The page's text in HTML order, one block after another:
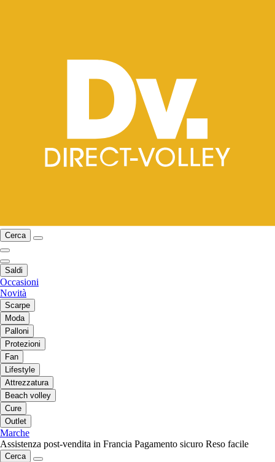
Cerca
Saldi
Occasioni
Novità
Scarpe
Moda
Palloni
Protezioni
Fan
Lifestyle
Attrezzatura
Beach volley
Cure
Outlet
Marche
Assistenza post-vendita in Francia Pagamento sicuro Reso facile
Cerca